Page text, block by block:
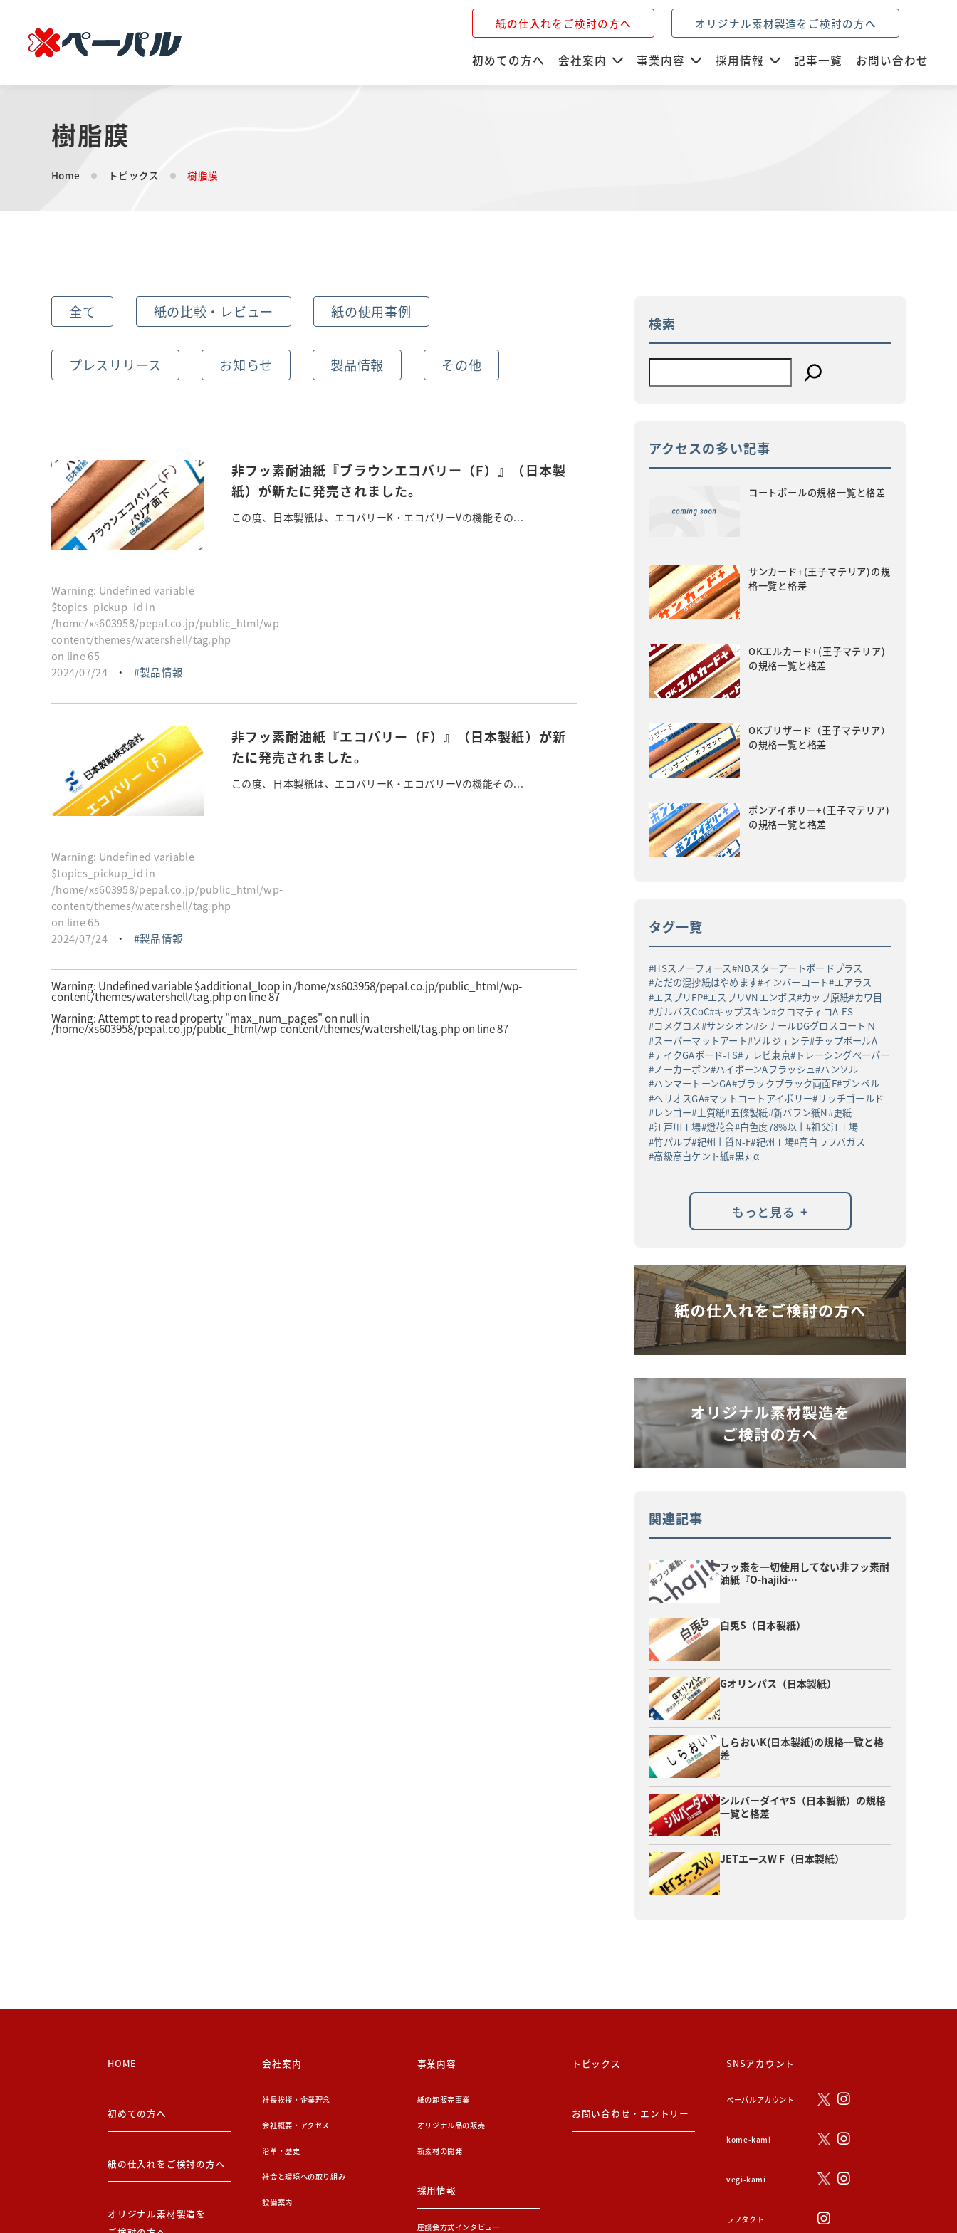
紙の仕入れをご検討の方へ オリジナル素材製造をご検討の方へ
初めての方へ 会社案内 事業内容 採用情報 記事一覧 お問い合わせ
樹脂膜
Home トピックス 樹脂膜
全て 紙の比較・レビュー 紙の使用事例
プレスリリース お知らせ 製品情報 その他
Warning: Undefined variable
$topics_pickup_id in
/home/xs603958/pepal.co.jp/public_html/wp-
content/themes/watershell/tag.php
on line65
2024/07/24
・ 製品情報
非フッ素耐油紙『ブラウンエコバリー（F）』（日本製
紙）が新たに発売されました。
この度、日本製紙は、エコバリーK・エコバリーVの機能その...
Warning: Undefined variable
$topics_pickup_id in
/home/xs603958/pepal.co.jp/public_html/wp-
content/themes/watershell/tag.php
on line65
2024/07/24
・ 製品情報
非フッ素耐油紙『エコバリー（F）』（日本製紙）が新
たに発売されました。
この度、日本製紙は、エコバリーK・エコバリーVの機能その...
Warning: Undefined variable $additional_loop in /home/xs603958/pepal.co.jp/public_html/wp-
content/themes/watershell/tag.phpon line87
Warning: Attempt to read property "max_num_pages" on null in
/home/xs603958/pepal.co.jp/public_html/wp-content/themes/watershell/tag.phpon line87
検索
アクセスの多い記事
コートボールの規格一覧と格差
サンカード+(王子マテリア)の規
格一覧と格差
OKエルカード+(王子マテリア)
の規格一覧と格差
OKブリザード（王子マテリア）
の規格一覧と格差
ボンアイボリー+(王子マテリア)
の規格一覧と格差
タグ一覧
HSスノーフォース NBスターアートボードプラス
ただの混抄紙はやめます インバーコート エアラス
エスプリFP エスプリVNエンボス カップ原紙 カワ目
ガルバスCoC キップスキン クロマティコA-FS
コメグロス サンシオン シナールDGグロスコートＮ
スーパーマットアート ソルジェンテ チップボールA
テイクGAボード-FS テレビ東京 トレーシングペーパー
ノーカーボン ハイボーンAフラッシュ ハンソル
ハンマートーンGA ブラックブラック両面F ブンペル
ヘリオスGA マットコートアイボリー リッチゴールド
レンゴー
上質紙 五條製紙 新バフン紙N 更紙
江戸川工場 燈花会 白色度78%以上 祖父江工場
竹パルプ 紀州上質N-F 紀州工場 高白ラフバガス
高級高白ケント紙 黒丸α
もっと見る +
関連記事
フッ素を一切使用してない非フッ素耐
油紙『O-hajiki…
白兎S（日本製紙）
Gオリンパス（日本製紙）
しらおいK(日本製紙)の規格一覧と格
差
シルバーダイヤS（日本製紙）の規格
一覧と格差
JETエースW F（日本製紙）
HOME
初めての方へ
紙の仕入れをご検討の方へ
オリジナル素材製造を
会社案内
社長挨拶・企業理念
会社概要・アクセス
沿革・歴史
社会と環境への取り組み
設備案内
事業内容
紙の卸販売事業
オリジナル品の販売
新素材の開発
採用情報
座談会方式インタビュー
トピックス
お問い合わせ・エントリー
SNSアカウント
ぺーパルアカウント
kome-kami
vegi-kami
ラフタクト